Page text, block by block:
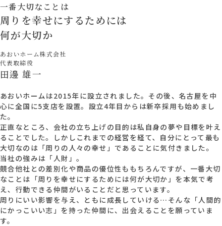
一番大切なことは
周りを幸せにするためには
何が大切か
あおいホーム株式会社
代表取締役
田邊 雄一
あおいホームは2015年に設立されました。その後、名古屋を中
心に全国に5支店を設置。設立4年目からは新卒採用も始めまし
た。
正直なところ、会社の立ち上げの目的は私自身の夢や目標を叶え
ることでした。しかしこれまでの経営を経て、自分にとって最も
大切なのは「周りの人々の幸せ」であることに気付きました。
当社の強みは「人財」。
競合他社との差別化や商品の優位性ももちろんですが、一番大切
なことは「周りを幸せにするためには何が大切か」を本気で考
え、行動できる仲間がいることだと思っています。
周りにいい影響を与え、ともに成長していける…そんな「人間的
にかっこいい志」を持った仲間に、出会えることを願っていま
す。